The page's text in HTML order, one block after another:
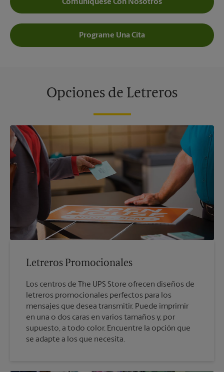
Comuníquese Con Nosotros
Programe Una Cita
Opciones de Letreros
Letreros Promocionales
Los centros de The UPS Store ofrecen diseños de
letreros promocionales perfectos para los
mensajes que desea transmitir. Puede imprimir
en una o dos caras en varios tamaños y, por
supuesto, a todo color. Encuentre la opción que
se adapte a los que necesita.